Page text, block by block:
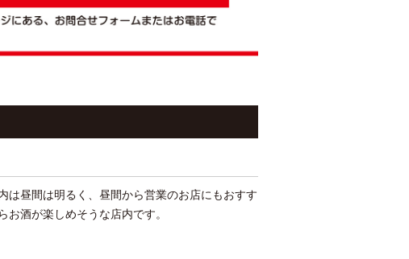
は昼間は明るく、昼間から営業のお店にもおすす
酒が楽しめそうな店内です。